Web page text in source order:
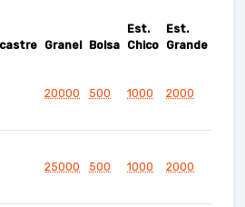
Granel Bolsa
Est.
Chico
Est.
Grande
20000 500 1000 2000
25000 500 1000 2000